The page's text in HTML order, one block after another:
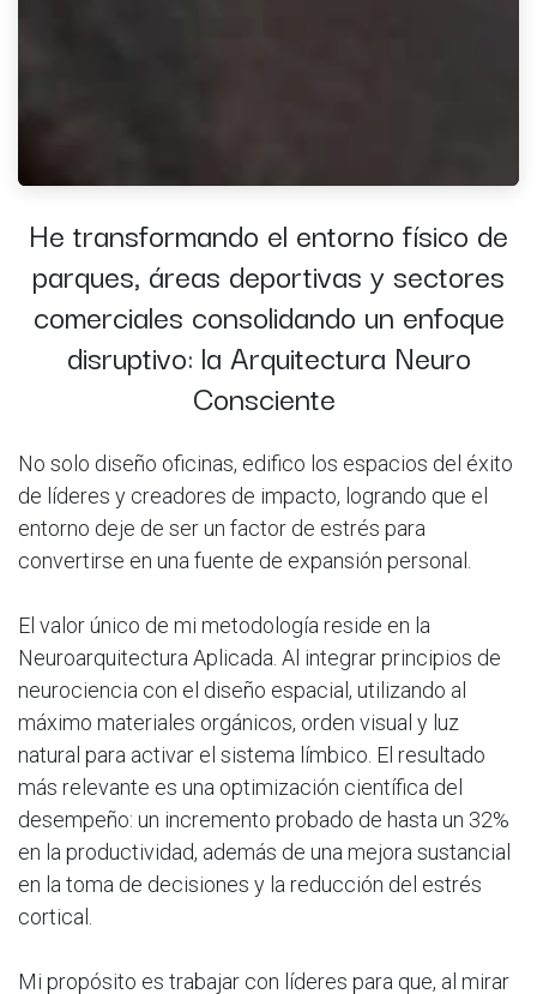
He transformando el entorno físico de
parques, áreas deportivas y sectores
comerciales consolidando un enfoque
disruptivo: la Arquitectura Neuro
Consciente
No solo diseño oficinas, edifico los espacios del éxito
de líderes y creadores de impacto, logrando que el
entorno deje de ser un factor de estrés para
convertirse en una fuente de expansión personal.
El valor único de mi metodología reside en la
Neuroarquitectura Aplicada. Al integrar principios de
neurociencia con el diseño espacial, utilizando al
máximo materiales orgánicos, orden visual y luz
natural para activar el sistema límbico. El resultado
más relevante es una optimización científica del
desempeño: un incremento probado de hasta un 32%
en la productividad, además de una mejora sustancial
en la toma de decisiones y la reducción del estrés
cortical.
Mi propósito es trabajar con líderes para que, al mirar